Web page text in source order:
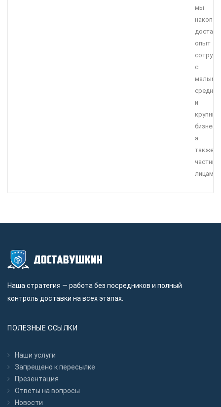
мы
опыт
с
малым,
средним
и
крупным
а
также
лицами.
Наша стратегия — работа без посредников и полный
контроль доставки на всех этапах.
ПОЛЕЗНЫЕ ССЫЛКИ
Наши услуги
Запрещено к пересылкe
Презентация
Ответы на вопросы
Новости